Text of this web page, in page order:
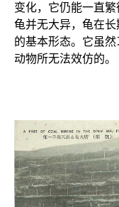
变化，它仍能一直
龟并无大异，龟在
的基本形态。它虽
动物所无法效仿的。